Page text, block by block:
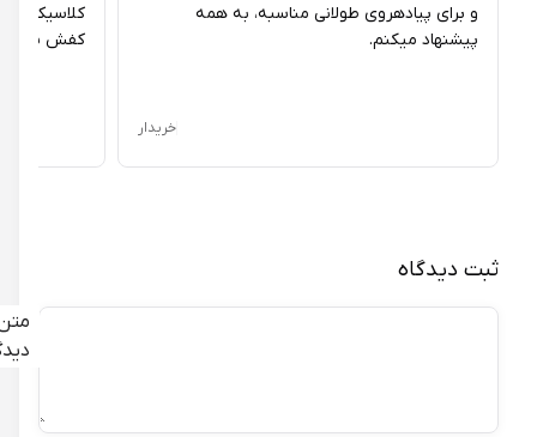
ثبت دیدگاه
متن
دیدگاه
و برای پیادهروی طولانی مناسبه، به همه
پیشنهاد میکنم.
خریدار
کلاسیک و
کفش ساده و